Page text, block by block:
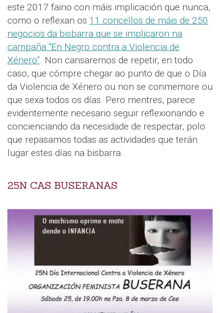
este 2017 faino con máis implicación que nunca,
como o reflexan os 11 concellos de máis de 250
negocios da bisbarra que se implicaron na
campaña “En Negro contra a Violencia de
Xénero”. Non cansaremos de repetir, en todo
caso, que cómpre chegar ao punto de que o Día
da Violencia de Xénero ou non se conmemore ou
que sexa todos os días. Pero mentres, parece
evidentemente necesario seguir reflexionando e
concienciando da necesidade de respectar, polo
que repasamos todas as actividades que terán
lugar estes días na bisbarra.
25N CAS BUSERANAS